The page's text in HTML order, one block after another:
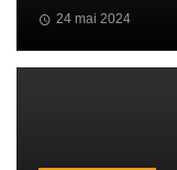
24 mai 2024